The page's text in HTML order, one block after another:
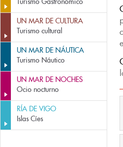
UN MAR DE CULTURA
Turismo cultural
UN MAR DE NÁUTICA
Turismo Náutico
UN MAR DE NOCHES
Ocio nocturno
RÍA DE VIGO
Islas Cíes